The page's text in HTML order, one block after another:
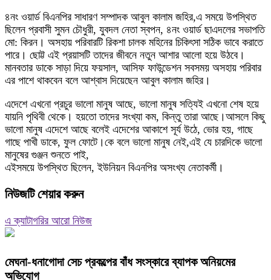
৪নং ওয়ার্ড বিএনপির সাধারণ সম্পাদক আবুল কালাম জহির,এ সময়ে উপস্থিত
ছিলেন প্রবাসী সুমন চৌধুরী, যুবদল নেতা স্বপন, ৪নং ওয়ার্ড ছাএদলের সভাপতি
মো: কিরন। অসহায় পরিবারটি রিকশা চালক মহিনের চিকিৎসা সঠিক ভাবে করাতে
পারে। ছোট্ট এই প্রয়াসটি তাদের জীবনে নতুন আশার আলো হয়ে উঠবে।
মানবতার ডাকে সাড়া দিয়ে ফয়সাল, আসিফ ফাউন্ডেশন সবসময় অসহায় পরিবার
এর পাশে থাকবেন বলে আশ্বাস দিয়েছেন আবুল কালাম জহির।
এদেশে এখনো প্রচুর ভালো মানুষ আছে, ভালো মানুষ সত্যিই এখনো শেষ হয়ে
যায়নি পৃথিবী থেকে। হয়তো তাদের সংখ্যা কম, কিন্তু তারা আছে।আসলে কিছু
ভালো মানুষ এদেশে আছে বলেই এদেশের আকাশে সূর্য উঠে, ভোর হয়, গাছে
গাছে পাখী ডাকে, ফুল ফোটে।কে বলে ভালো মানুষ নেই,এই যে চারদিকে ভালো
মানুষের গুঞ্জন শুনতে পাই,
এইসময়ে উপস্থিত ছিলেন, ইউনিয়ন বিএনপির অসংখ্য নেতাকর্মী।
নিউজটি শেয়ার করুন
এ ক্যাটাগরির আরো নিউজ
মেঘনা-ধনাগোদা সেচ প্রকল্পের বাঁধ সংস্কারে ব্যাপক অনিয়মের
অভিযোগ